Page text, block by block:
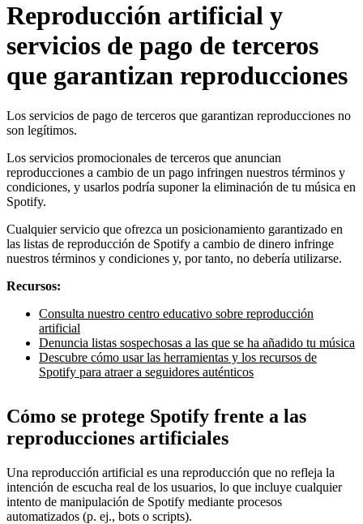
Reproducción artificial y
servicios de pago de terceros
que garantizan reproducciones
Los servicios de pago de terceros que garantizan reproducciones no
son legítimos.
Los servicios promocionales de terceros que anuncian
reproducciones a cambio de un pago infringen nuestros términos y
condiciones, y usarlos podría suponer la eliminación de tu música en
Spotify.
Cualquier servicio que ofrezca un posicionamiento garantizado en
las listas de reproducción de Spotify a cambio de dinero infringe
nuestros términos y condiciones y, por tanto, no debería utilizarse.
Recursos:
Consulta nuestro centro educativo sobre reproducción
artificial
Denuncia listas sospechosas a las que se ha añadido tu música
Descubre cómo usar las herramientas y los recursos de
Spotify para atraer a seguidores auténticos
Cómo se protege Spotify frente a las
reproducciones artificiales
Una reproducción artificial es una reproducción que no refleja la
intención de escucha real de los usuarios, lo que incluye cualquier
intento de manipulación de Spotify mediante procesos
automatizados (p. ej., bots o scripts).